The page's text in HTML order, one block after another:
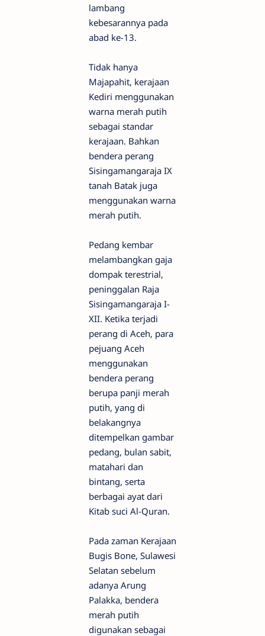
lambang
kebesarannya pada
abad ke-13.
Tidak hanya
Majapahit, kerajaan
Kediri menggunakan
warna merah putih
sebagai standar
kerajaan. Bahkan
bendera perang
Sisingamangaraja IX
tanah Batak juga
menggunakan warna
merah putih.
Pedang kembar
melambangkan gaja
dompak terestrial,
peninggalan Raja
Sisingamangaraja I-
XII. Ketika terjadi
perang di Aceh, para
pejuang Aceh
menggunakan
bendera perang
berupa panji merah
putih, yang di
belakangnya
ditempelkan gambar
pedang, bulan sabit,
matahari dan
bintang, serta
berbagai ayat dari
Kitab suci Al-Quran.
Pada zaman Kerajaan
Bugis Bone, Sulawesi
Selatan sebelum
adanya Arung
Palakka, bendera
merah putih
digunakan sebagai